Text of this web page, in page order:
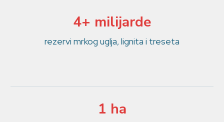
4+ milijarde
rezervi mrkog uglja, lignita i treseta
1 ha